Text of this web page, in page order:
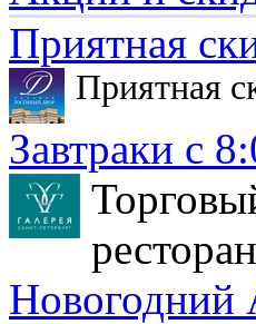
Приятная
Приятная
Завтраки с
Новогодний